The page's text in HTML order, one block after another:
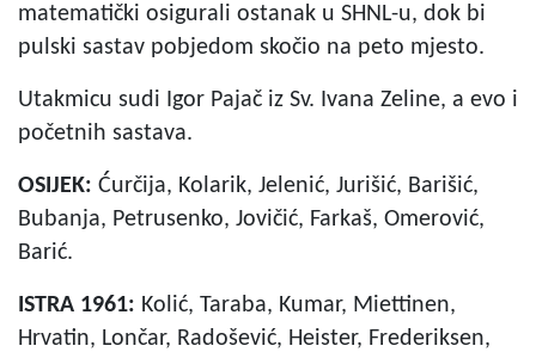
matematički osigurali ostanak u SHNL-u, dok bi
pulski sastav pobjedom skočio na peto mjesto.
Utakmicu sudi Igor Pajač iz Sv. Ivana Zeline, a evo i
početnih sastava.
OSIJEK: Ćurčija, Kolarik, Jelenić, Jurišić, Barišić,
Bubanja, Petrusenko, Jovičić, Farkaš, Omerović,
Barić.
ISTRA 1961: Kolić, Taraba, Kumar, Miettinen,
Hrvatin, Lončar, Radošević, Heister, Frederiksen,